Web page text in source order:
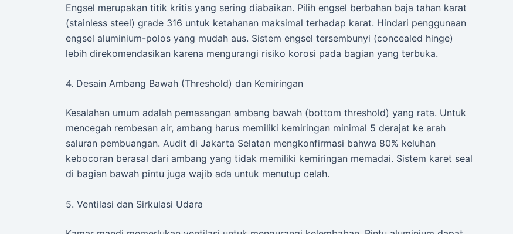
Engsel merupakan titik kritis yang sering diabaikan. Pilih engsel berbahan baja tahan karat
(stainless steel) grade 316 untuk ketahanan maksimal terhadap karat. Hindari penggunaan
engsel aluminium-polos yang mudah aus. Sistem engsel tersembunyi (concealed hinge)
lebih direkomendasikan karena mengurangi risiko korosi pada bagian yang terbuka.
4. Desain Ambang Bawah (Threshold) dan Kemiringan
Kesalahan umum adalah pemasangan ambang bawah (bottom threshold) yang rata. Untuk
mencegah rembesan air, ambang harus memiliki kemiringan minimal 5 derajat ke arah
saluran pembuangan. Audit di Jakarta Selatan mengkonfirmasi bahwa 80% keluhan
kebocoran berasal dari ambang yang tidak memiliki kemiringan memadai. Sistem karet seal
di bagian bawah pintu juga wajib ada untuk menutup celah.
5. Ventilasi dan Sirkulasi Udara